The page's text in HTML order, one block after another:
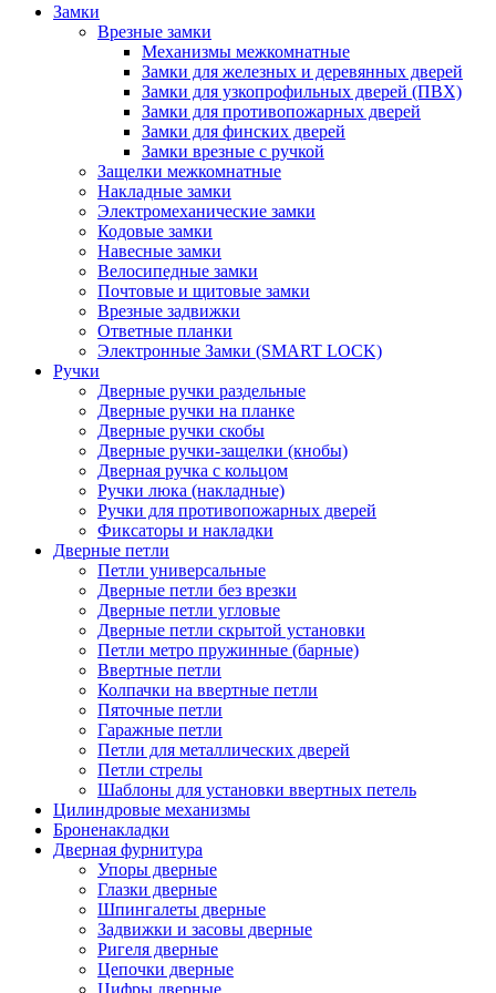
Замки
Врезные замки
Механизмы межкомнатные
Замки для железных и деревянных дверей
Замки для узкопрофильных дверей (ПВХ)
Замки для противопожарных дверей
Замки для финских дверей
Замки врезные с ручкой
Защелки межкомнатные
Накладные замки
Электромеханические замки
Кодовые замки
Навесные замки
Велосипедные замки
Почтовые и щитовые замки
Врезные задвижки
Ответные планки
Электронные Замки (SMART LOCK)
Ручки
Дверные ручки раздельные
Дверные ручки на планке
Дверные ручки скобы
Дверные ручки-защелки (кнобы)
Дверная ручка с кольцом
Ручки люка (накладные)
Ручки для противопожарных дверей
Фиксаторы и накладки
Дверные петли
Петли универсальные
Дверные петли без врезки
Дверные петли угловые
Дверные петли скрытой установки
Петли метро пружинные (барные)
Ввертные петли
Колпачки на ввертные петли
Пяточные петли
Гаражные петли
Петли для металлических дверей
Петли стрелы
Шаблоны для установки ввертных петель
Цилиндровые механизмы
Броненакладки
Дверная фурнитура
Упоры дверные
Глазки дверные
Шпингалеты дверные
Задвижки и засовы дверные
Ригеля дверные
Цепочки дверные
Цифры дверные